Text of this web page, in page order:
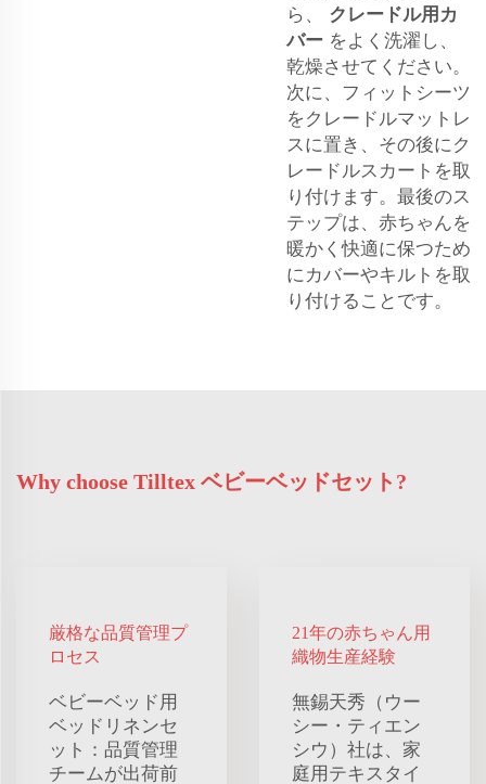
ら、 クレードル用カ
バー をよく洗濯し、
乾燥させてください。
次に、フィットシーツ
をクレードルマットレ
スに置き、その後にク
レードルスカートを取
り付けます。最後のス
テップは、赤ちゃんを
暖かく快適に保つため
にカバーやキルトを取
り付けることです。
Why choose Tilltex ベビーベッドセット?
厳格な品質管理プ
ロセス
ベビーベッド用
ベッドリネンセ
ット：品質管理
チームが出荷前
21年の赤ちゃん用
織物生産経験
無錫天秀（ウー
シー・ティエン
シウ）社は、家
庭用テキスタイ